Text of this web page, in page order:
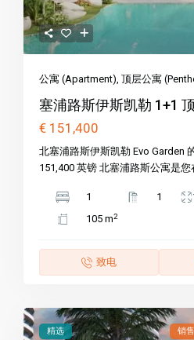
公寓 (Apartment),顶层公寓
塞浦路斯伊斯凯勒 1+1
€ 151,400
北塞浦路斯伊斯凯勒 Evo Garden
151,400 英镑 北塞浦路斯公寓是您
1 1
105 m2
致电
精选 销